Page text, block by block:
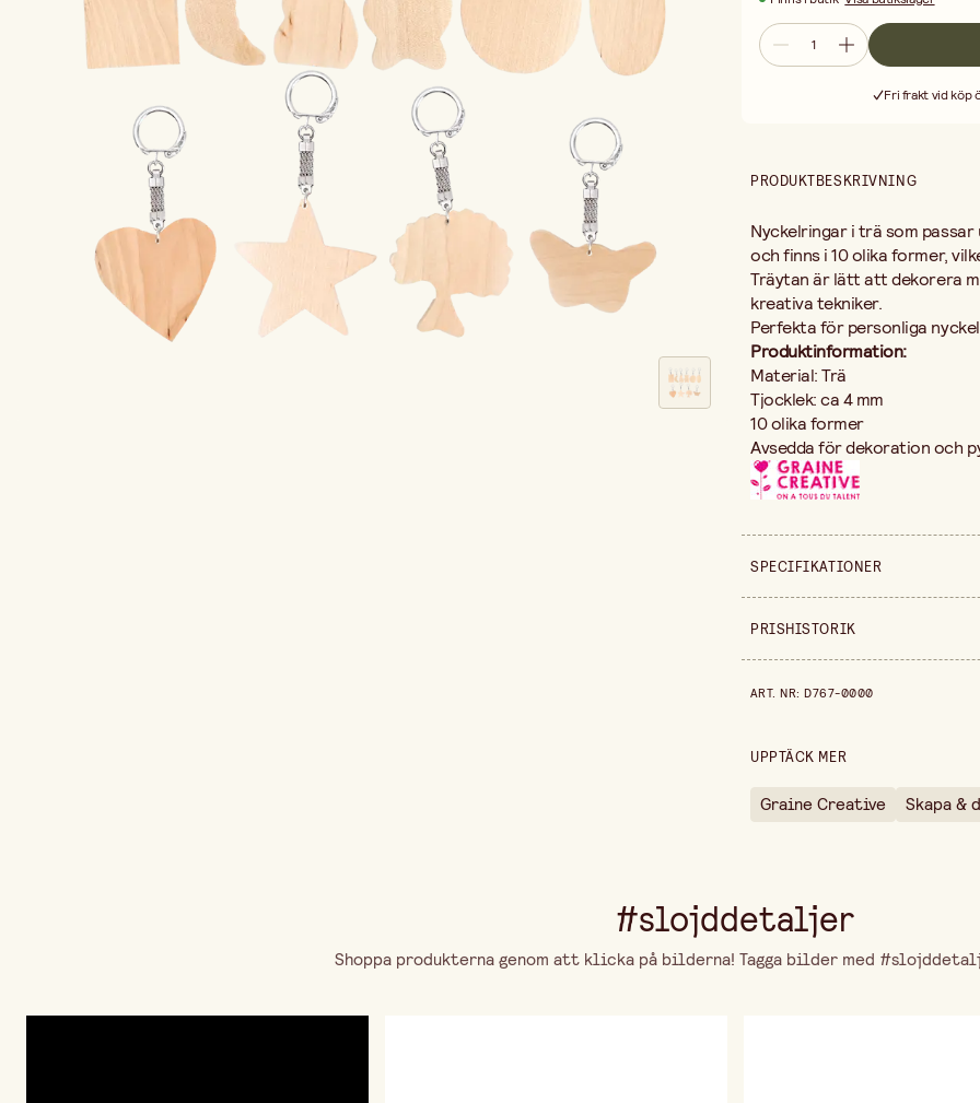
Fri frakt vid köp
PRODUKTBESKRIVNING
Nyckelringar i trä som
och finns i 10 olika former,
Träytan är lätt att dekorera
kreativa tekniker.
Perfekta för personliga
Produktinformation:
Material: Trä
Tjocklek: ca 4 mm
10 olika former
Avsedda för dekoration och
SPECIFIKATIONER
Säljs i
PRISHISTORIK
ART. NR:D767-0000
UPPTÄCK MER
Graine Creative Skapa &
#slojddetaljer
Shoppa produkterna genom att klicka på bilderna! Tagga bilder med